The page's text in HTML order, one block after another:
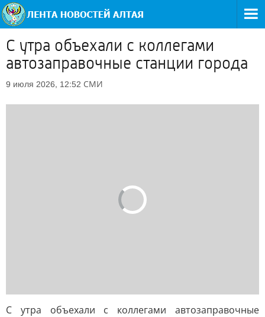
С утра объехали с коллегами
автозаправочные станции города
9 июля 2026, 12:52 СМИ
С утра объехали с коллегами автозаправочные